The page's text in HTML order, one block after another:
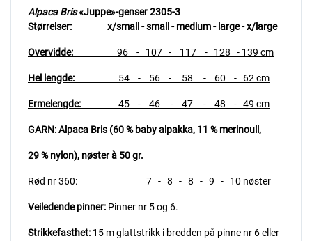
Alpaca Bris«Juppe»-genser 2305-3
Størrelser: x/small - small - medium - large - x/large
Overvidde: 96 - 107 - 117 - 128 - 139 cm
Hel lengde: 54 - 56 - 58 - 60 - 62 cm
Ermelengde: 45 - 46 - 47 - 48 - 49 cm
GARN: Alpaca Bris (60 % baby alpakka, 11 % merinoull,
29 % nylon), nøster à 50 gr.
Rød nr 360: 7 - 8 - 8 - 9 - 10 nøster
Veiledende pinner: Pinner nr 5 og 6.
Strikkefasthet: 15 m glattstrikk i bredden på pinne nr 6 eller